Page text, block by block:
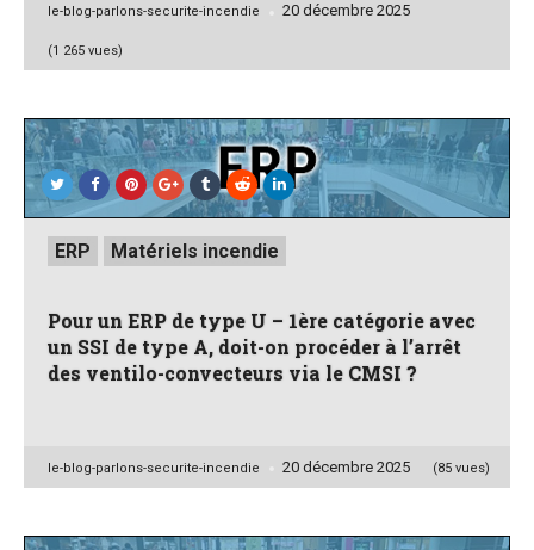
Posted
le-blog-parlons-securite-incendie 20 décembre 2025
(1 265 vues)
Posted
inERP Matériels incendie
Pour un ERP de type U – 1ère catégorie avec
un SSI de type A, doit-on procéder à l’arrêt
des ventilo-convecteurs via le CMSI ?
Posted
le-blog-parlons-securite-incendie 20 décembre 2025 (85 vues)